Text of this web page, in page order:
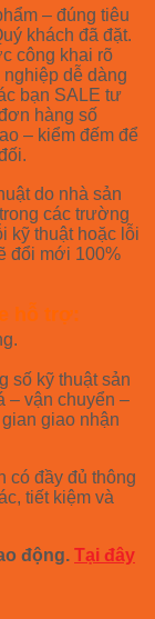
– đúng tiêu
khách đã đặt.
công khai rõ
dễ dàng
bạn SALE tư
hàng số
– kiểm đếm để
do nhà sản
các trường
kỹ thuật hoặc lỗi
đổi mới 100%
hỗ trợ:
số kỹ thuật sản
– vận chuyển –
giao nhận
có đầy đủ thông
tiết kiệm và
động. Tại đây